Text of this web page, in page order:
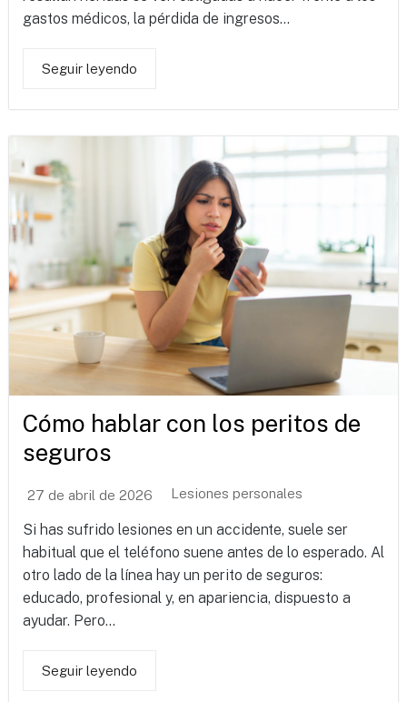
gastos médicos, la pérdida de ingresos...
Seguir leyendo
Cómo hablar con los peritos de
seguros
27 de abril de 2026 Lesiones personales
Si has sufrido lesiones en un accidente, suele ser
habitual que el teléfono suene antes de lo esperado. Al
otro lado de la línea hay un perito de seguros:
educado, profesional y, en apariencia, dispuesto a
ayudar. Pero...
Seguir leyendo